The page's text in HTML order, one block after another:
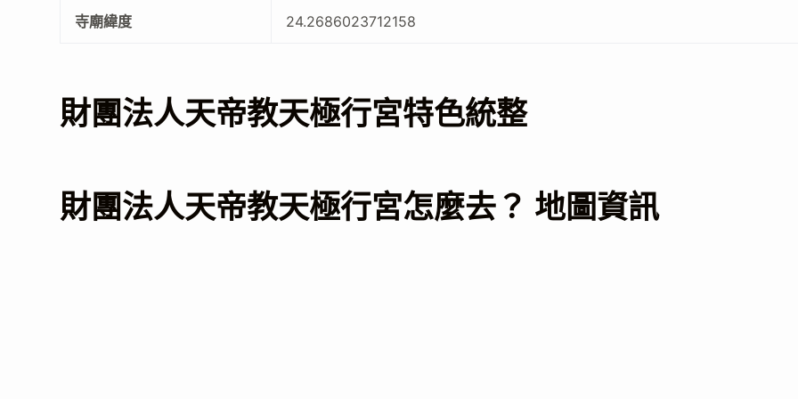
寺廟緯度 24.2686023712158
財團法人天帝教天極行宮特色統整
財團法人天帝教天極行宮怎麼去？ 地圖資訊